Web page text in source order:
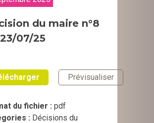
du maire n°8
07/25
Prévisualiser
du fichier : pdf
: Décisions du